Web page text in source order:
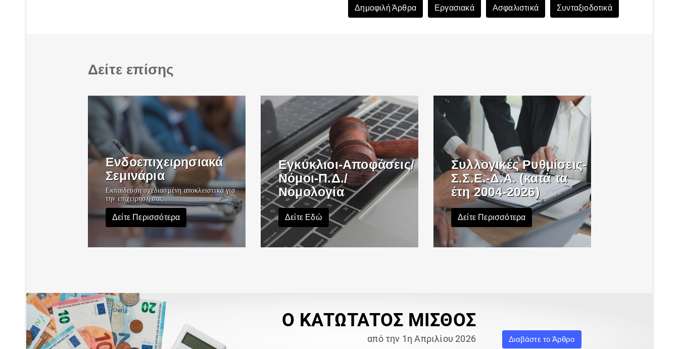
Δημοφιλή Άρθρα Εργασιακά Ασφαλιστικά Συνταξιοδοτικά
Δείτε επίσης
Ενδοεπιχειρησιακά
Σεμινάρια
Εκπαίδευση σχεδιασμένη αποκλειστικά για
την επιχείρησή σας
Δείτε Περισσότερα
Εγκύκλιοι-Αποφάσεις/
Νόμοι-Π.Δ./
Νομολογία
Δείτε Εδώ
Συλλογικές Ρυθμίσεις-
Σ.Σ.Ε.-Δ.Α. (κατά τα
έτη 2004-2026)
Δείτε Περισσότερα
Ο ΚΑΤΩΤΑΤΟΣ ΜΙΣΘΟΣ
από την 1η Απριλίου 2026
Διαβάστε το Άρθρο